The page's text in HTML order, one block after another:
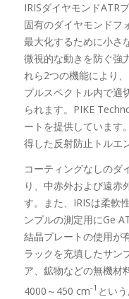
IRISダイヤモンドATR
固有のダイヤモンドフ
最大化するために小さ
微視的な動きを防ぐ強
れら2つの機能により
プルスペクトル内で適
られます。PIKE
ートを提供しています
得した反射防止トルエ
コーティングなしのダ
り、中赤外および遠赤
す。また、IRISは柔軟
ンプルの測定用にGe
結晶プレートの使用が
ラックを充填したサン
ア、鉱物などの無機材
4000～450 cm-1 とい